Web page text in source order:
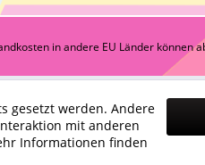
in andere EU Länder können
gesetzt werden. Andere
mit anderen
Informationen finden